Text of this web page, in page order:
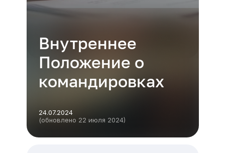
Внутреннее
Положение о
командировках
24.07.2024
(обновлено 22 июля 2024)